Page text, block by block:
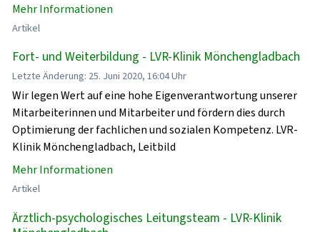
Mehr Informationen
Artikel
Fort- und Weiterbildung - LVR-Klinik Mönchengladbach
Letzte Änderung: 25. Juni 2020, 16:04 Uhr
Wir legen Wert auf eine hohe Eigenverantwortung unserer
Mitarbeiterinnen und Mitarbeiter und fördern dies durch
Optimierung der fachlichen und sozialen Kompetenz. LVR-
Klinik Mönchengladbach, Leitbild
Mehr Informationen
Artikel
Ärztlich-psychologisches Leitungsteam - LVR-Klinik